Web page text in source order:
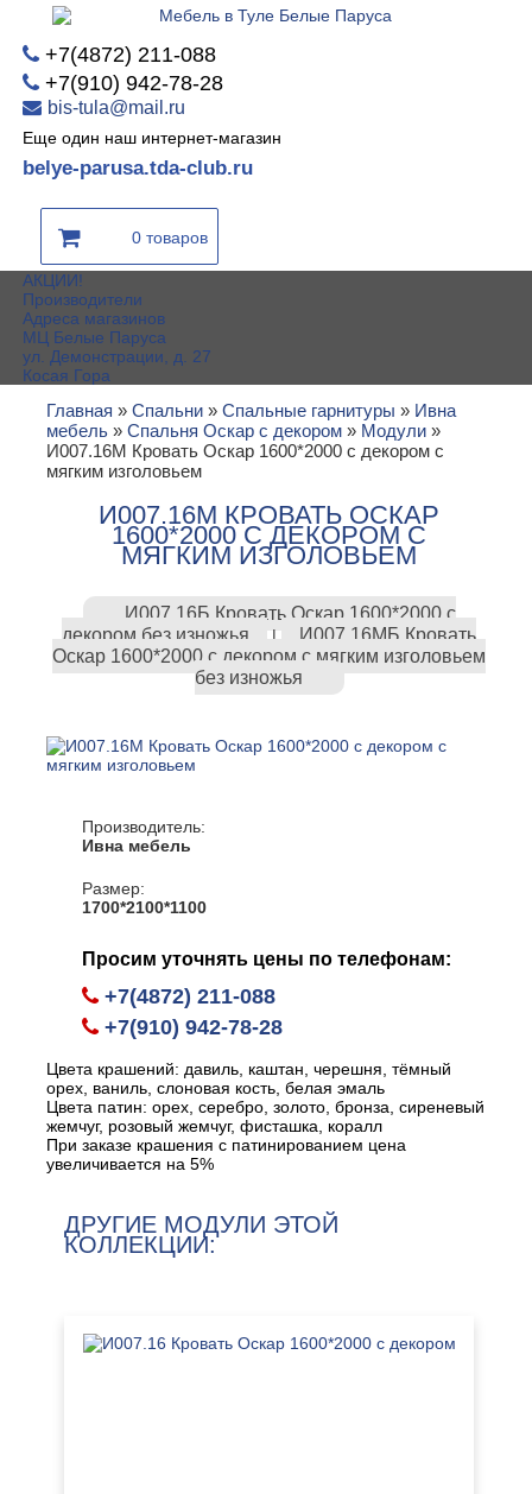
+7(4872) 211-088
+7(910) 942-78-28
bis-tula@mail.ru
Еще один наш интернет-магазин
belye-parusa.tda-club.ru
0 товаров
АКЦИИ!
Производители
Адреса магазинов
МЦ Белые Паруса
ул. Демонстрации, д. 27
Косая Гора
Главная »Спальни »Спальные гарнитуры » Ивна
мебель »Спальня Оскар с декором » Модули »
И007.16М Кровать Оскар 1600*2000 с декором с
мягким изголовьем
И007.16М КРОВАТЬ ОСКАР
1600*2000 С ДЕКОРОМ С
МЯГКИМ ИЗГОЛОВЬЕМ
И007.16Б Кровать Оскар 1600*2000 с
декором без изножья
|
И007.16МБ Кровать
Оскар 1600*2000 с декором с мягким изголовьем
без изножья
Производитель:
Ивна мебель
Размер:
1700*2100*1100
Просим уточнять цены по телефонам:
+7(4872) 211-088
+7(910) 942-78-28
Цвета крашений: давиль, каштан, черешня, тёмный
орех, ваниль, слоновая кость, белая эмаль
Цвета патин: орех, серебро, золото, бронза, сиреневый
жемчуг, розовый жемчуг, фисташка, коралл
При заказе крашения с патинированием цена
увеличивается на 5%
ДРУГИЕ МОДУЛИ ЭТОЙ
КОЛЛЕКЦИИ: